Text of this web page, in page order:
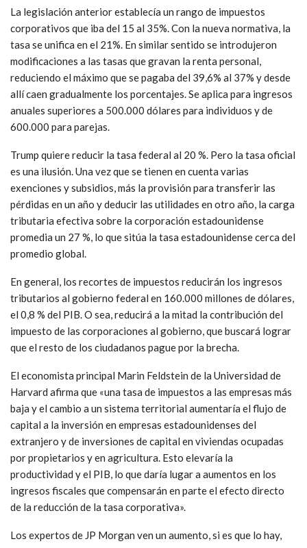
La legislación anterior establecía un rango de impuestos
corporativos que iba del 15 al 35%. Con la nueva normativa, la
tasa se unifica en el 21%. En similar sentido se introdujeron
modificaciones a las tasas que gravan la renta personal,
reduciendo el máximo que se pagaba del 39,6% al 37% y desde
allí caen gradualmente los porcentajes. Se aplica para ingresos
anuales superiores a 500.000 dólares para individuos y de
600.000 para parejas.
Trump quiere reducir la tasa federal al 20 %. Pero la tasa oficial
es una ilusión. Una vez que se tienen en cuenta varias
exenciones y subsidios, más la provisión para transferir las
pérdidas en un año y deducir las utilidades en otro año, la carga
tributaria efectiva sobre la corporación estadounidense
promedia un 27 %, lo que sitúa la tasa estadounidense cerca del
promedio global.
En general, los recortes de impuestos reducirán los ingresos
tributarios al gobierno federal en 160.000 millones de dólares,
el 0,8 % del PIB. O sea, reducirá a la mitad la contribución del
impuesto de las corporaciones al gobierno, que buscará lograr
que el resto de los ciudadanos pague por la brecha.
El economista principal Marin Feldstein de la Universidad de
Harvard afirma que «una tasa de impuestos a las empresas más
baja y el cambio a un sistema territorial aumentaría el flujo de
capital a la inversión en empresas estadounidenses del
extranjero y de inversiones de capital en viviendas ocupadas
por propietarios y en agricultura. Esto elevaría la
productividad y el PIB, lo que daría lugar a aumentos en los
ingresos fiscales que compensarán en parte el efecto directo
de la reducción de la tasa corporativa».
Los expertos de JP Morgan ven un aumento, si es que lo hay,